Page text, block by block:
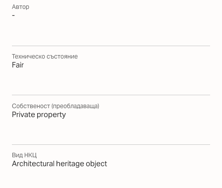
Автор
-
Техническо състояние
Fair
Собственост (преобладаваща)
Private property
Вид НКЦ
Architectural heritage object